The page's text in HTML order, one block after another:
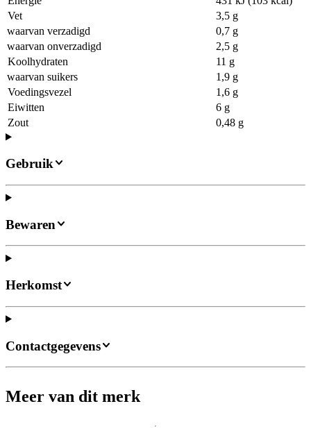
Vet
3,5 g
waarvan verzadigd
0,7 g
waarvan onverzadigd
2,5 g
Koolhydraten
11 g
waarvan suikers
1,9 g
Voedingsvezel
1,6 g
Eiwitten
6 g
Zout
0,48 g
Gebruik
Bewaren
Herkomst
Contactgegevens
Meer van dit merk